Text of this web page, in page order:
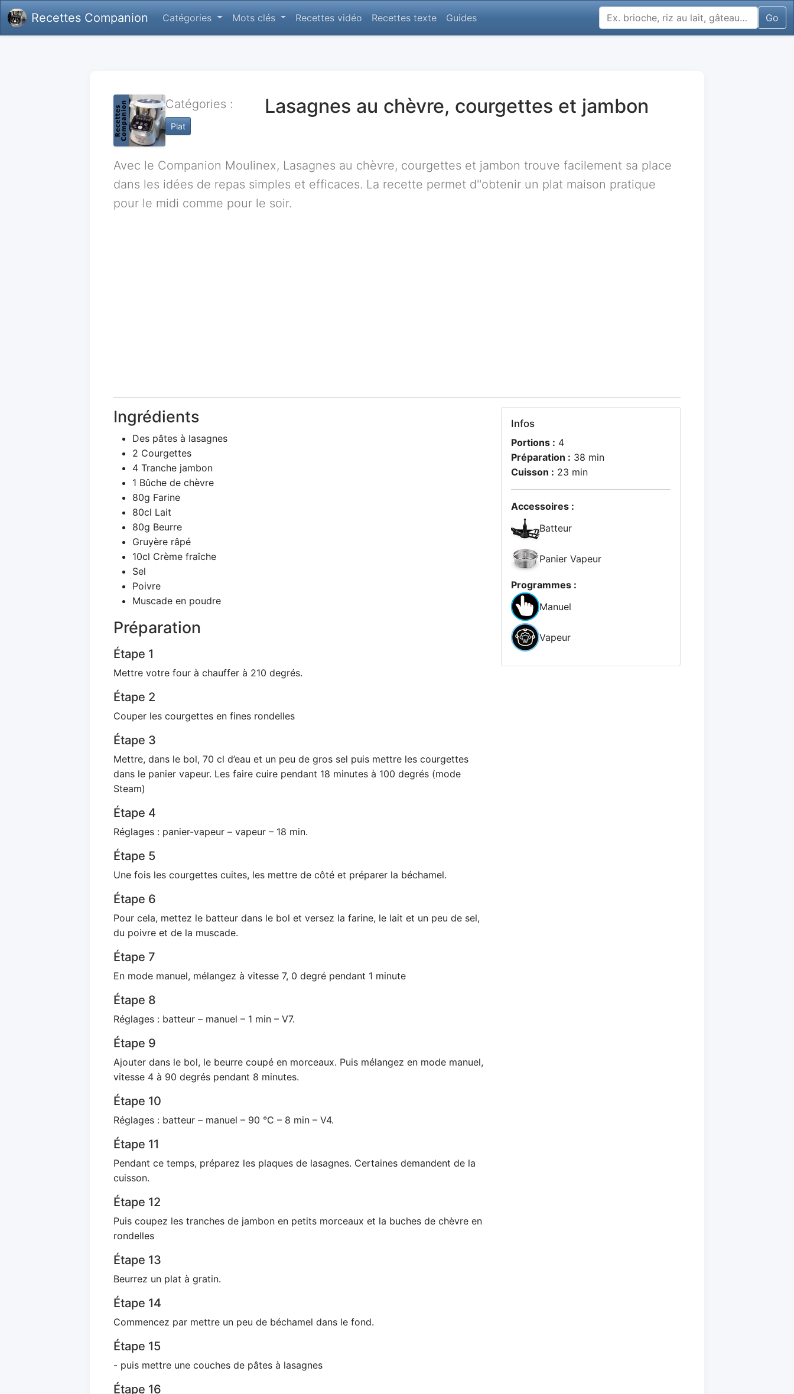
Recettes Companion Catégories Mots clés Recettes vidéo Recettes texte Guides Go
Catégories :
Plat
Lasagnes au chèvre, courgettes et jambon
Avec le Companion Moulinex, Lasagnes au chèvre, courgettes et jambon trouve facilement sa place
dans les idées de repas simples et efficaces. La recette permet d''obtenir un plat maison pratique
pour le midi comme pour le soir.
Ingrédients
Des pâtes à lasagnes
2 Courgettes
4 Tranche jambon
1 Bûche de chèvre
80g Farine
80cl Lait
80g Beurre
Gruyère râpé
10cl Crème fraîche
Sel
Poivre
Muscade en poudre
Préparation
Étape 1
Mettre votre four à chauffer à 210 degrés.
Étape 2
Couper les courgettes en fines rondelles
Étape 3
Mettre, dans le bol, 70 cl d’eau et un peu de gros sel puis mettre les courgettes
dans le panier vapeur. Les faire cuire pendant 18 minutes à 100 degrés (mode
Steam)
Étape 4
Réglages : panier-vapeur – vapeur – 18 min.
Étape 5
Une fois les courgettes cuites, les mettre de côté et préparer la béchamel.
Étape 6
Pour cela, mettez le batteur dans le bol et versez la farine, le lait et un peu de sel,
du poivre et de la muscade.
Étape 7
En mode manuel, mélangez à vitesse 7, 0 degré pendant 1 minute
Étape 8
Réglages : batteur – manuel – 1 min – V7.
Étape 9
Ajouter dans le bol, le beurre coupé en morceaux. Puis mélangez en mode manuel,
vitesse 4 à 90 degrés pendant 8 minutes.
Étape 10
Réglages : batteur – manuel – 90 °C – 8 min – V4.
Étape 11
Pendant ce temps, préparez les plaques de lasagnes. Certaines demandent de la
cuisson.
Étape 12
Puis coupez les tranches de jambon en petits morceaux et la buches de chèvre en
rondelles
Étape 13
Beurrez un plat à gratin.
Étape 14
Commencez par mettre un peu de béchamel dans le fond.
Étape 15
- puis mettre une couches de pâtes à lasagnes
Étape 16
Infos
Portions : 4
Préparation : 38 min
Cuisson : 23 min
Accessoires :
Batteur
Panier Vapeur
Programmes :
Manuel
Vapeur